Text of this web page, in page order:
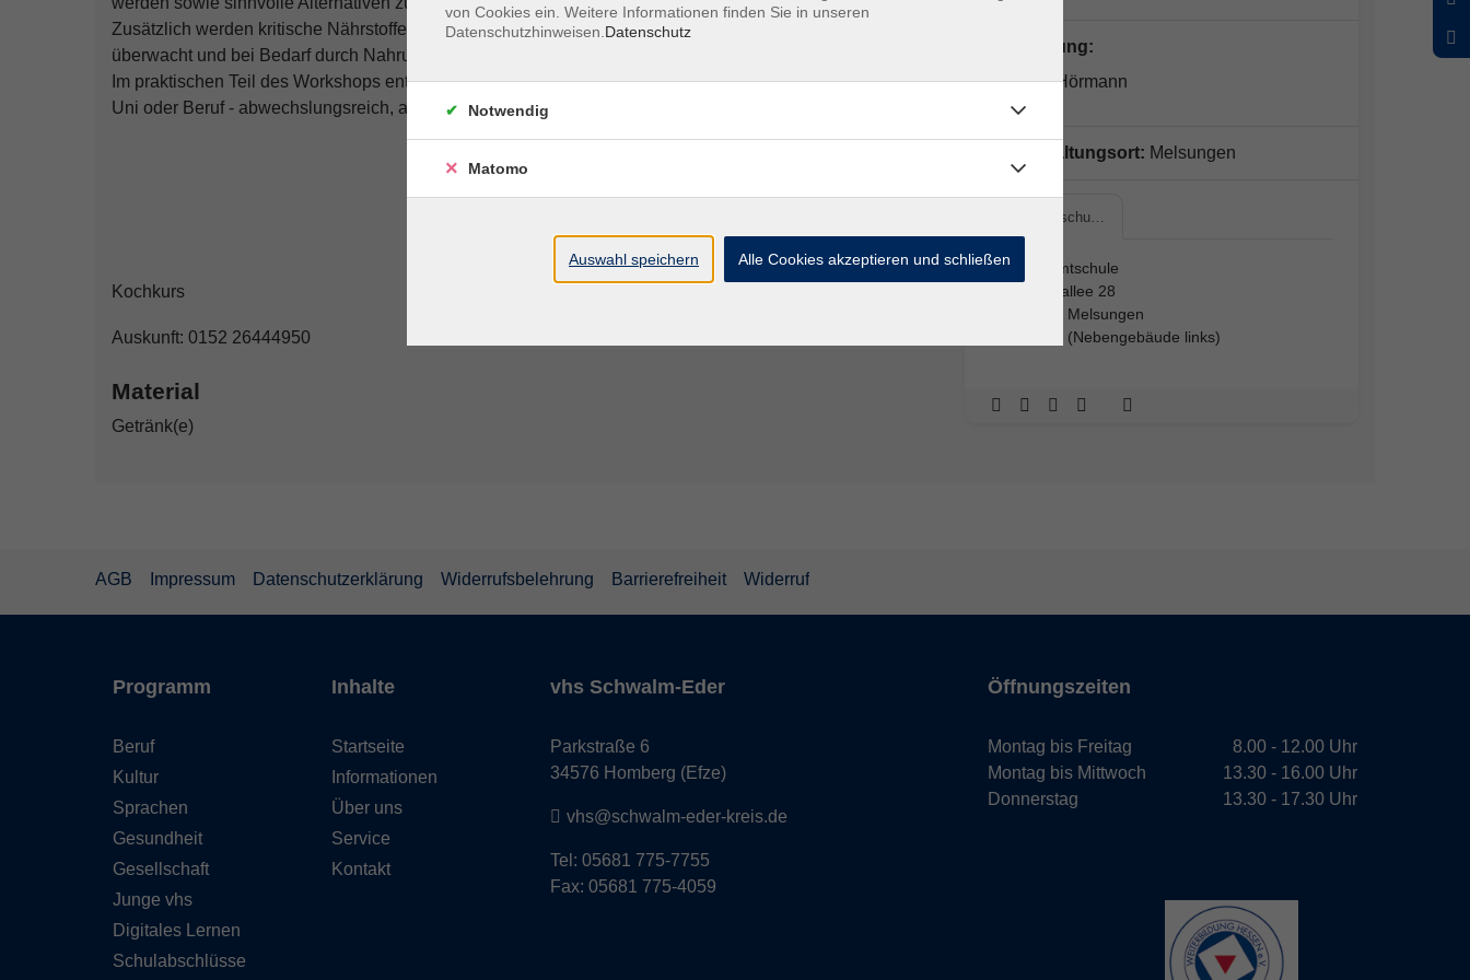
Zusätzlich werden kritische Nährstoffe thematisiert, deren Versorgung durch Laborkontrollen
überwacht und bei Bedarf durch Nahrungsergänzungsmittel unterstützt werden kann.
Im praktischen Teil des Workshops entstehen kreative Frühstücks- und Lunchbox-Ideen für Schule,
Uni oder Beruf - abwechslungsreich, alltagstauglich und vollwertig vegetarisch oder vegan.
Kochkurs
Auskunft: 0152 26444950
Material
Getränk(e)
Kursleitung:
Pamela Hörmann
Veranstaltungsort: Melsungen
Gesamtschu…
Gesamtschule
Dreuxallee 28
34212 Melsungen
Küche (Nebengebäude links)
AGB Impressum Datenschutzerklärung Widerrufsbelehrung Barrierefreiheit Widerruf
Programm
Beruf
Kultur
Sprachen
Gesundheit
Gesellschaft
Junge vhs
Digitales Lernen
Schulabschlüsse
Inhalte
Startseite
Informationen
Über uns
Service
Kontakt
vhs Schwalm-Eder
Parkstraße 6
34576 Homberg (Efze)
vhs@schwalm-eder-kreis.de
Tel: 05681 775-7755
Fax: 05681 775-4059
Öffnungszeiten
Montag bis Freitag
Montag bis Mittwoch
Donnerstag
8.00 - 12.00 Uhr
13.30 - 16.00 Uhr
13.30 - 17.30 Uhr
von Cookies ein. Weitere Informationen finden Sie in unseren
Datenschutzhinweisen. Datenschutz
Notwendig
Matomo
Auswahl speichern Alle Cookies akzeptieren und schließen